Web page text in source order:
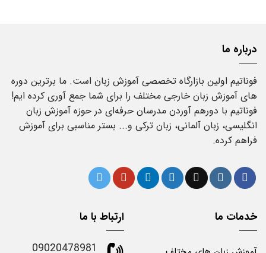
درباره ما
فوناتیم اولین بازارگاه تخصصی آموزش زبان است. ما برترین دوره
های آموزش زبان خارجی مختلف را برای شما جمع آوری کرده ایم!
فوناتیم با دورهم آوردن مدرسان حرفه‌ای در حوزه آموزش زبان
انگلیسی، زبان آلمانی، زبان ترکی و... بستر مناسبی برای آموزش
فراهم کرده.
خدمات ما
ارتباط با ما
09020478981